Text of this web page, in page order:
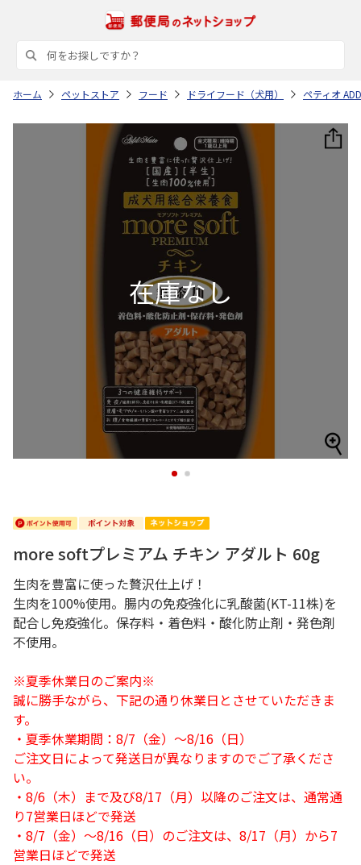
ホーム ペットストア フード ドライフード（犬用） ペティオ
1 2
more softプレミアム チキン アダルト 60g
生肉を豊富に使った贅沢仕上げ！
生肉を100%使用。腸内の免疫強化に乳酸菌(KT-11株)を
配合し免疫強化。保存料・着色料・酸化防止剤・発色剤
不使用。
※夏季休業日のご案内※
誠に勝手ながら、下記の通り休業日とさせていただきま
す。
・夏季休業期間：8/7（金）～8/16（日）
ご注文日によって発送日が異なりますのでご了承くださ
い。
・8/6（木）まで及び8/17（月）以降のご注文は、通常通
り7営業日ほどで発送
・8/7（金）～8/16（日）のご注文は、8/17（月）から7
営業日ほどで発送